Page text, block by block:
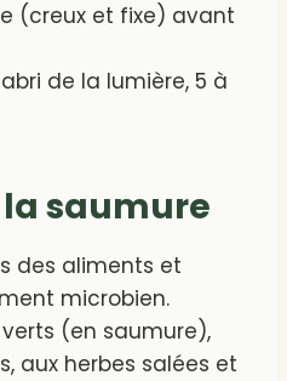
(creux et fixe) avant
de la lumière, 5 à
saumure
des aliments et
microbien.
(en saumure),
aux herbes salées et